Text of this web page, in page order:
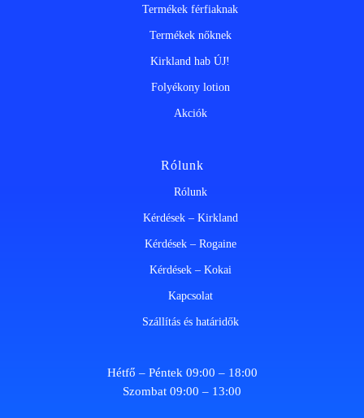
Termékek férfiaknak
Termékek nőknek
Kirkland hab ÚJ!
Folyékony lotion
Akciók
Rólunk
Rólunk
Kérdések – Kirkland
Kérdések – Rogaine
Kérdések – Kokai
Kapcsolat
Szállítás és határidők
Hétfő – Péntek 09:00 – 18:00
Szombat 09:00 – 13:00